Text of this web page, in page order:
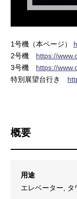
1号機（本ページ）
2号機 https://
3号機 https://
特別展望台行き
概要
用途
エレベーター, タ